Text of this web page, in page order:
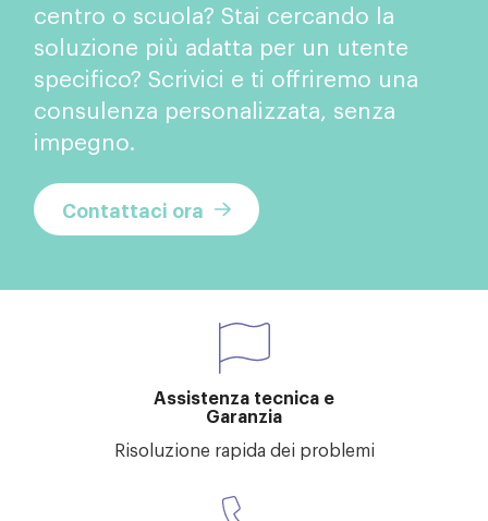
centro o scuola? Stai cercando la
soluzione più adatta per un utente
specifico? Scrivici e ti offriremo una
consulenza personalizzata, senza
impegno.
Contattaci ora
Assistenza tecnica e
Garanzia
Risoluzione rapida dei problemi